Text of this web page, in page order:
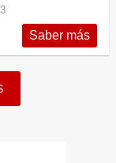
Saber más